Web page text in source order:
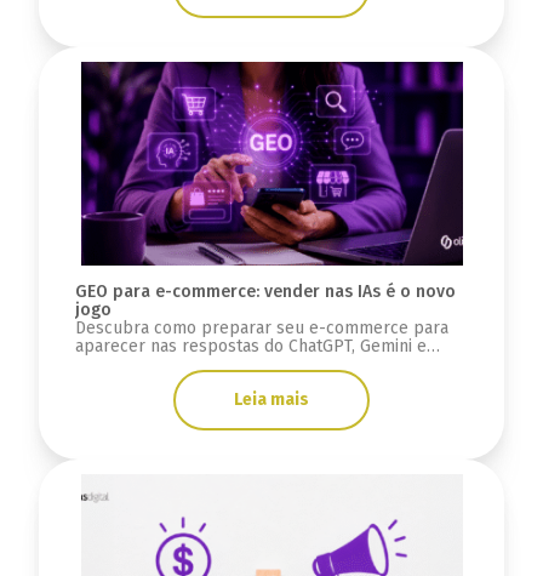
GEO para e-commerce: vender nas IAs é o novo
jogo
Descubra como preparar seu e-commerce para
aparecer nas respostas do ChatGPT, Gemini e
Leia mais